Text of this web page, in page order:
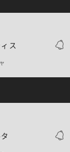
ス